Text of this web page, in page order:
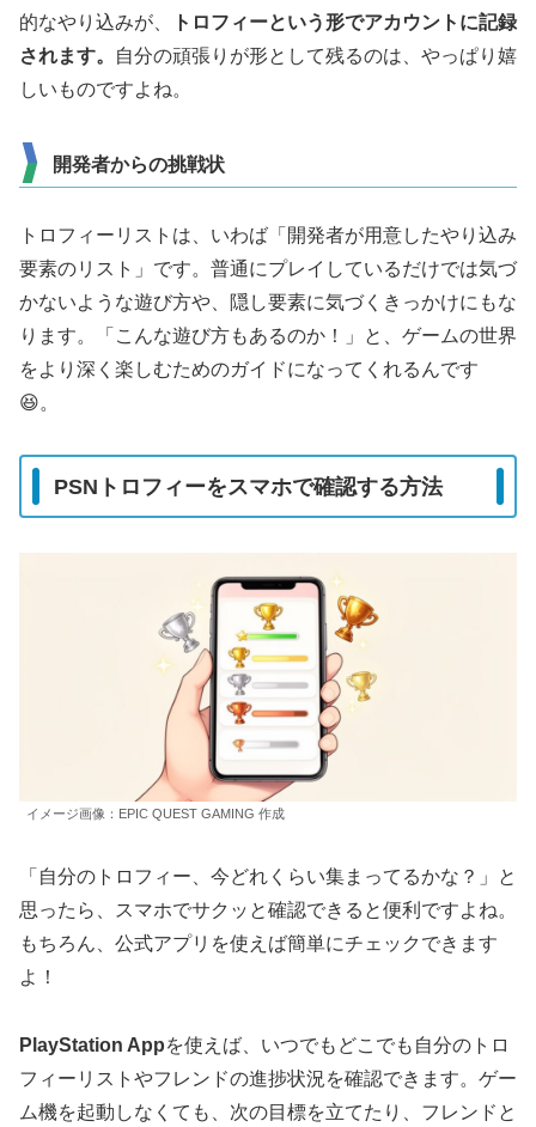
的なやり込みが、
トロフィーという形でアカウントに記録
されます。
自分の頑張りが形として残るのは、やっぱり嬉
しいものですよね。
開発者からの挑戦状
トロフィーリストは、いわば「開発者が用意したやり込み
要素のリスト」です。普通にプレイしているだけでは気づ
かないような遊び方や、隠し要素に気づくきっかけにもな
ります。「こんな遊び方もあるのか！」と、ゲームの世界
をより深く楽しむためのガイドになってくれるんです
😆。
PSNトロフィーをスマホで確認する方法
イメージ画像：EPIC QUEST GAMING 作成
「自分のトロフィー、今どれくらい集まってるかな？」と
思ったら、スマホでサクッと確認できると便利ですよね。
もちろん、公式アプリを使えば簡単にチェックできます
よ！
PlayStation Appを使えば、いつでもどこでも自分のトロ
フィーリストやフレンドの進捗状況を確認できます。ゲー
ム機を起動しなくても、次の目標を立てたり、フレンドと